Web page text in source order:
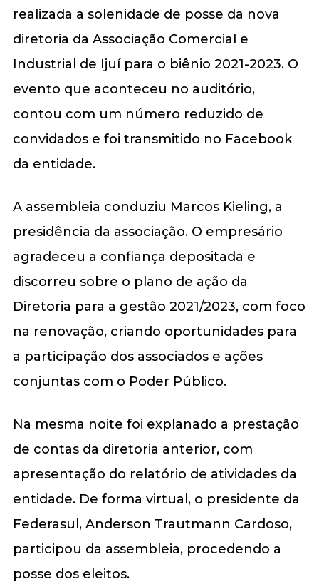
realizada a solenidade de posse da nova
diretoria da Associação Comercial e
Industrial de Ijuí para o biênio 2021-2023. O
evento que aconteceu no auditório,
contou com um número reduzido de
convidados e foi transmitido no Facebook
da entidade.
A assembleia conduziu Marcos Kieling, a
presidência da associação. O empresário
agradeceu a confiança depositada e
discorreu sobre o plano de ação da
Diretoria para a gestão 2021/2023, com foco
na renovação, criando oportunidades para
a participação dos associados e ações
conjuntas com o Poder Público.
Na mesma noite foi explanado a prestação
de contas da diretoria anterior, com
apresentação do relatório de atividades da
entidade. De forma virtual, o presidente da
Federasul, Anderson Trautmann Cardoso,
participou da assembleia, procedendo a
posse dos eleitos.